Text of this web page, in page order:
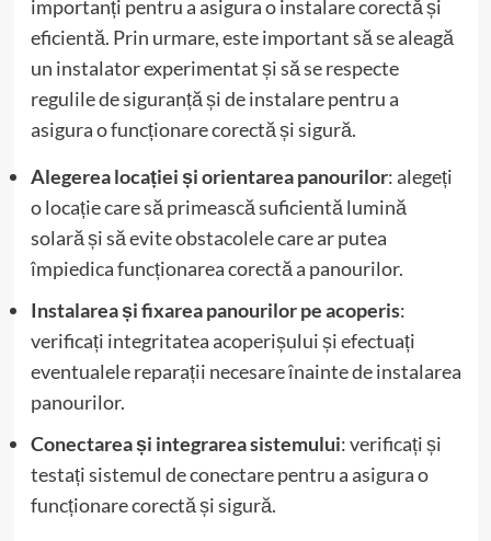
importanți pentru a asigura o instalare corectă și
eficientă. Prin urmare, este important să se aleagă
un instalator experimentat și să se respecte
regulile de siguranță și de instalare pentru a
asigura o funcționare corectă și sigură.
Alegerea locației și orientarea panourilor: alegeți
o locație care să primească suficientă lumină
solară și să evite obstacolele care ar putea
împiedica funcționarea corectă a panourilor.
Instalarea și fixarea panourilor pe acoperis:
verificați integritatea acoperișului și efectuați
eventualele reparații necesare înainte de instalarea
panourilor.
Conectarea și integrarea sistemului: verificați și
testați sistemul de conectare pentru a asigura o
funcționare corectă și sigură.